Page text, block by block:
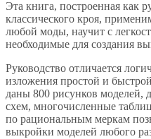
Эта книга, построенная как
классического кроя,
любой моды, научит с
необходимые для создания
Руководство отличается
изложения простой и
даны 800 рисунков моделей,
схем, многочисленные
по рациональным меркам
выкройки моделей любого